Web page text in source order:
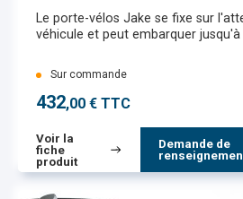
Le porte-vélos Jake se fixe sur
véhicule et peut embarquer jusqu'à
Sur commande
432,00 € TTC
Voir la
fiche
produit
Demande de